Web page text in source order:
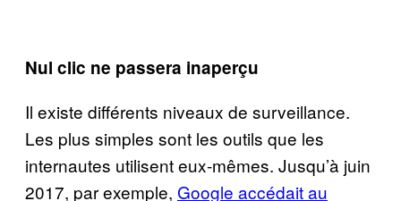
Nul clic ne passera inaperçu
Il existe différents niveaux de surveillance.
Les plus simples sont les outils que les
internautes utilisent eux-mêmes. Jusqu’à juin
2017, par exemple, Google accédait au